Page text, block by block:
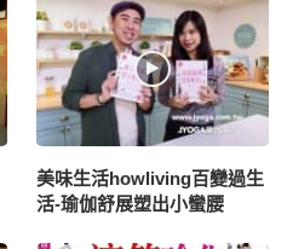
美味生活howliving百變過生
活-瑜伽舒展塑出小蠻腰